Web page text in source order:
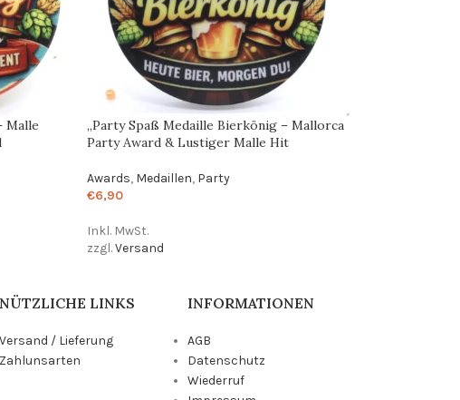
Malle
„Party Spaß Medaille Bierkönig – Mallorca
Party Award & Lustiger Malle Hit
Awards, Medaillen, Party
€6,90
Inkl. MwSt.
zzgl.Versand
NÜTZLICHE LINKS
Versand / Lieferung
Zahlunsarten
INFORMATIONEN
AGB
Datenschutz
Wiederruf